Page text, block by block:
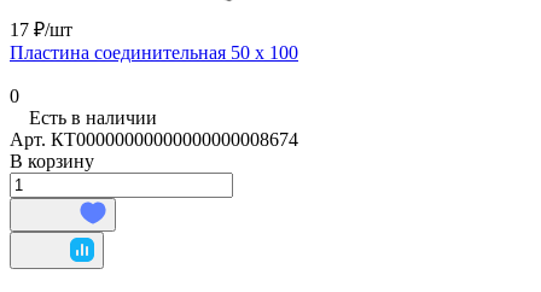
17 ₽/шт
Пластина соединительная 50 х 100
0
Есть в наличии
Арт. КТ00000000000000000008674
В корзину